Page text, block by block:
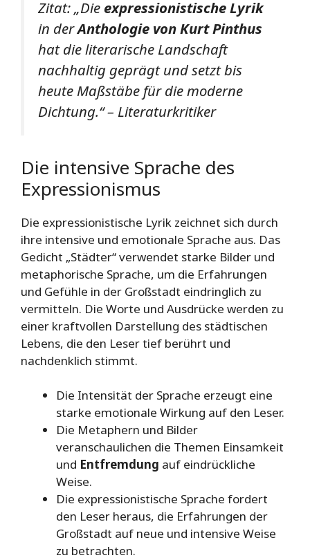
Zitat: „Die expressionistische Lyrik
in derAnthologie von Kurt Pinthus
hat die literarische Landschaft
nachhaltig geprägt und setzt bis
heute Maßstäbe für die moderne
Dichtung.“ – Literaturkritiker
Die intensive Sprache des
Expressionismus
Die expressionistische Lyrik zeichnet sich durch
ihre intensive und emotionale Sprache aus. Das
Gedicht „Städter“ verwendet starke Bilder und
metaphorische Sprache, um die Erfahrungen
und Gefühle in der Großstadt eindringlich zu
vermitteln. Die Worte und Ausdrücke werden zu
einer kraftvollen Darstellung des städtischen
Lebens, die den Leser tief berührt und
nachdenklich stimmt.
Die Intensität der Sprache erzeugt eine
starke emotionale Wirkung auf den Leser.
Die Metaphern und Bilder
veranschaulichen die Themen Einsamkeit
und Entfremdung auf eindrückliche
Weise.
Die expressionistische Sprache fordert
den Leser heraus, die Erfahrungen der
Großstadt auf neue und intensive Weise
zu betrachten.